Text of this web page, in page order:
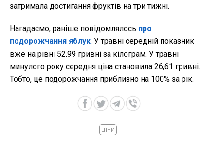
затримала достигання фруктів на три тижні.
Нагадаємо, раніше повідомлялось про
подорожчання яблук. У травні середній показник
вже на рівні 52,99 гривні за кілограм. У травні
минулого року середня ціна становила 26,61 гривні.
Тобто, це подорожчання приблизно на 100% за рік.
ЦІНИ